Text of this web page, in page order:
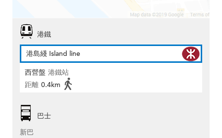
港鐵
港島綫 Island line
西營盤 港鐵站
距離 0.4km
巴士
新巴